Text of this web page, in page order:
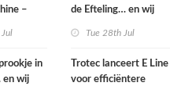
–
Jul
in
en wij
de Efteling… en wij
Tue 28th Jul
Trotec lanceert E Line
voor efficiëntere